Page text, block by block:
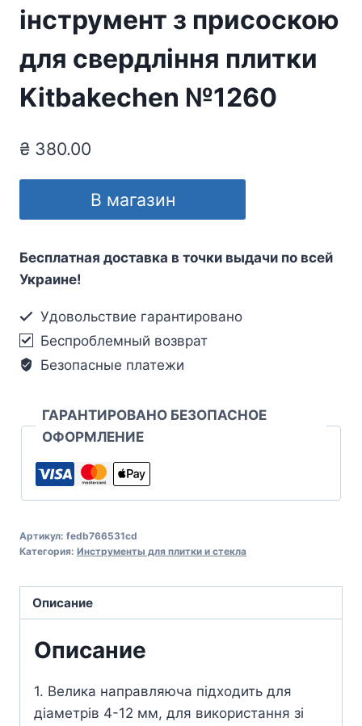
інструмент з присоскою
для свердління плитки
Kitbakechen №1260
₴ 380.00
В магазин
Бесплатная доставка в точки выдачи по всей
Украине!
Удовольствие гарантировано
Беспроблемный возврат
Безопасные платежи
ГАРАНТИРОВАНО БЕЗОПАСНОЕ
ОФОРМЛЕНИЕ
Артикул: fedb766531cd
Категория: Инструменты для плитки и стекла
Описание
Описание
1. Велика направляюча підходить для
діаметрів 4-12 мм, для використання зі